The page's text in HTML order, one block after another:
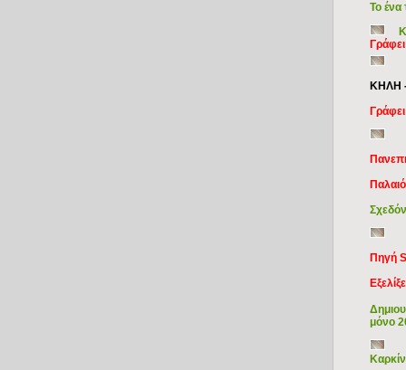
Το ένα
ΚΗΛΗ
Πηγή
μόνο